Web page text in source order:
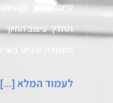
עיצוב החיוך digital smile design​
תהליך עיצוב החיוך
לעמוד המלא [...]